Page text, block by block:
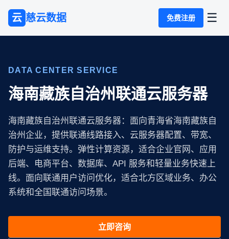
云 慈云数据 免费注册 ☰
DATA CENTER SERVICE
海南藏族自治州联通云服务器
海南藏族自治州联通云服务器：面向青海省海南藏族自
治州企业，提供联通线路接入、云服务器配置、带宽、
防护与运维支持。弹性计算资源，适合企业官网、应用
后端、电商平台、数据库、API 服务和轻量业务快速上
线。面向联通用户访问优化，适合北方区域业务、办公
系统和全国联通访问场景。
立即咨询